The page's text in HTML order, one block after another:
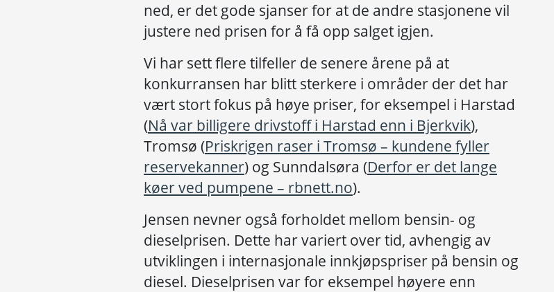
ned, er det gode sjanser for at de andre stasjonene vil
justere ned prisen for å få opp salget igjen.
Vi har sett flere tilfeller de senere årene på at
konkurransen har blitt sterkere i områder der det har
vært stort fokus på høye priser, for eksempel i Harstad
(Nå var billigere drivstoff i Harstad enn i Bjerkvik),
Tromsø (Priskrigen raser i Tromsø – kundene fyller
reservekanner) og Sunndalsøra (Derfor er det lange
køer ved pumpene – rbnett.no).
Jensen nevner også forholdet mellom bensin- og
dieselprisen. Dette har variert over tid, avhengig av
utviklingen i internasjonale innkjøpspriser på bensin og
diesel. Dieselprisen var for eksempel høyere enn